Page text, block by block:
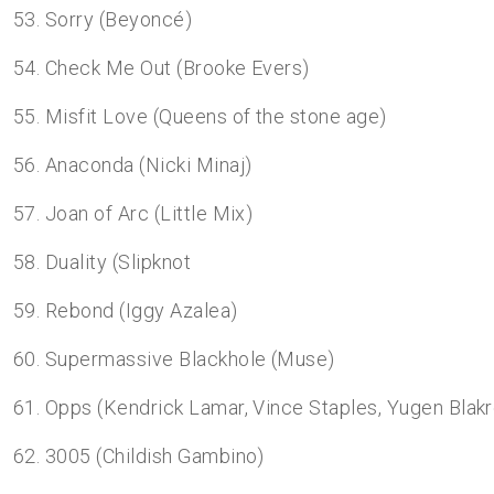
53. Sorry (Beyoncé)
54. Check Me Out (Brooke Evers)
55. Misfit Love (Queens of the stone age)
56. Anaconda (Nicki Minaj)
57. Joan of Arc (Little Mix)
58. Duality (Slipknot
59. Rebond (Iggy Azalea)
60. Supermassive Blackhole (Muse)
61. Opps (Kendrick Lamar, Vince Staples, Yugen
62. 3005 (Childish Gambino)